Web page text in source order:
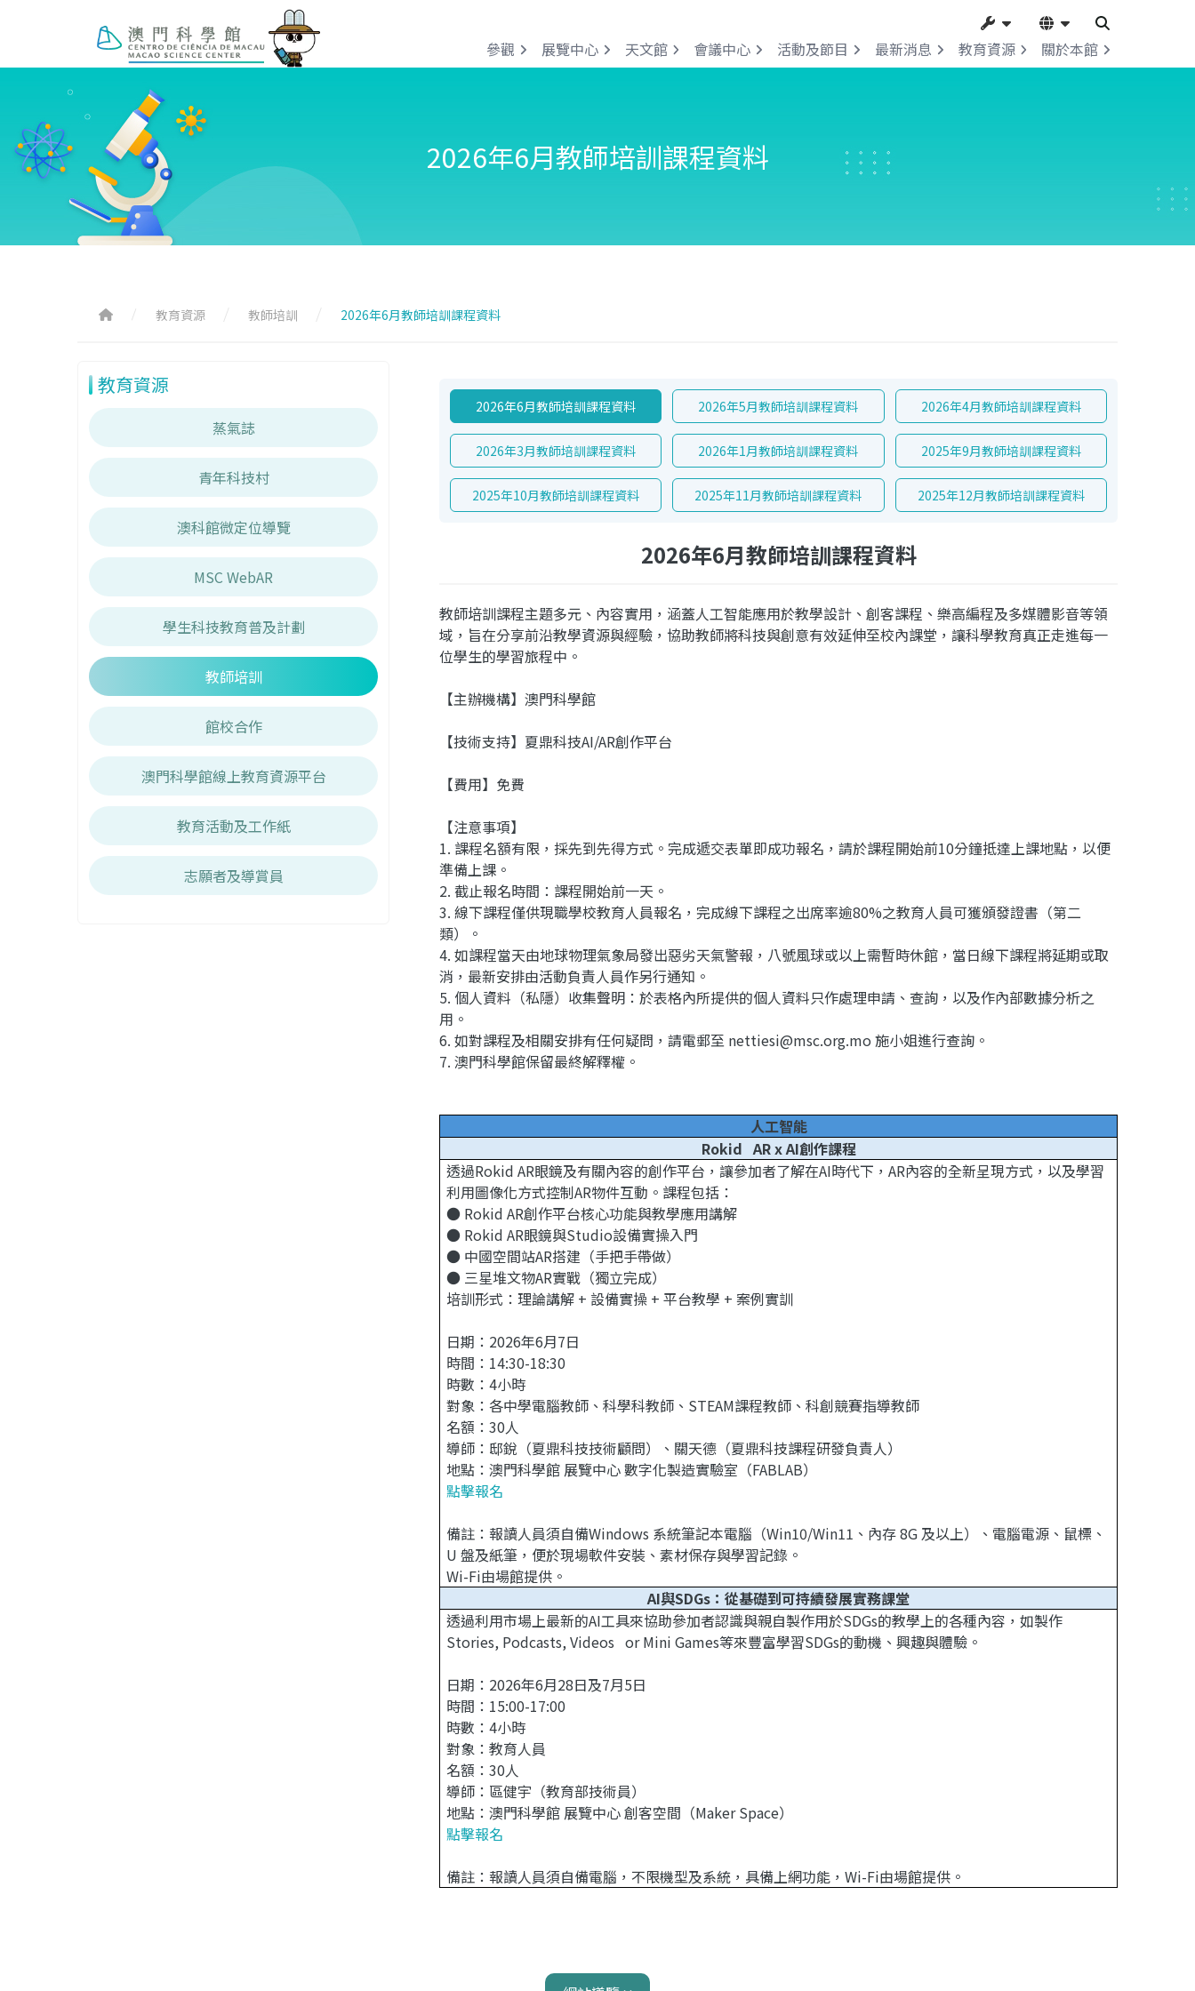
參觀 展覽中心 天文館 會議中心 活動及節目 最新消息 教育資源 關於本館
2026年6月教師培訓課程資料
教育資源 教師培訓 2026年6月教師培訓課程資料
教育資源
蒸氣誌
青年科技村
澳科館微定位導覽
MSC WebAR
學生科技教育普及計劃
教師培訓
館校合作
澳門科學館線上教育資源平台
教育活動及工作紙
志願者及導賞員
2026年6月教師培訓課程資料 2026年5月教師培訓課程資料 2026年4月教師培訓課程資料
2026年3月教師培訓課程資料 2026年1月教師培訓課程資料 2025年9月教師培訓課程資料
2025年10月教師培訓課程資料 2025年11月教師培訓課程資料 2025年12月教師培訓課程資料
2026年6月教師培訓課程資料
教師培訓課程主題多元、內容實用，涵蓋人工智能應用於教學設計、創客課程、樂高編程及多媒體影音等領
域，旨在分享前沿教學資源與經驗，協助教師將科技與創意有效延伸至校內課堂，讓科學教育真正走進每一
位學生的學習旅程中。
【主辦機構】澳門科學館
【技術支持】夏鼎科技AI/AR創作平台
【費用】免費
【注意事項】
1. 課程名額有限，採先到先得方式。完成遞交表單即成功報名，請於課程開始前10分鐘抵達上課地點，以便
準備上課。
2. 截止報名時間：課程開始前一天。
3. 線下課程僅供現職學校教育人員報名，完成線下課程之出席率逾80%之教育人員可獲頒發證書（第二
類）。
4. 如課程當天由地球物理氣象局發出惡劣天氣警報，八號風球或以上需暫時休館，當日線下課程將延期或取
消，最新安排由活動負責人員作另行通知。
5. 個人資料（私隱）收集聲明：於表格內所提供的個人資料只作處理申請、查詢，以及作內部數據分析之
用。
6. 如對課程及相關安排有任何疑問，請電郵至 nettiesi@msc.org.mo 施小姐進行查詢。
7. 澳門科學館保留最終解釋權。
人工智能
Rokid AR x AI創作課程
透過Rokid AR眼鏡及有關內容的創作平台，讓參加者了解在AI時代下，AR內容的全新呈現方式，以及學習
利用圖像化方式控制AR物件互動。課程包括：
● Rokid AR創作平台核心功能與教學應用講解
● Rokid AR眼鏡與Studio設備實操入門
● 中國空間站AR搭建（手把手帶做）
● 三星堆文物AR實戰（獨立完成）
培訓形式：理論講解 + 設備實操 + 平台教學 + 案例實訓
日期：2026年6月7日
時間：14:30-18:30
時數：4小時
對象：各中學電腦教師、科學科教師、STEAM課程教師、科創競賽指導教師
名額：30人
導師：邸銳（夏鼎科技技術顧問）、關天德（夏鼎科技課程研發負責人）
地點：澳門科學館 展覽中心 數字化製造實驗室（FABLAB）
點擊報名
備註：報讀人員須自備Windows 系統筆記本電腦（Win10/Win11、內存 8G 及以上）、電腦電源、鼠標、
U 盤及紙筆，便於現場軟件安裝、素材保存與學習記錄。
Wi-Fi由場館提供。
AI與SDGs：從基礎到可持續發展實務課堂
透過利用市場上最新的AI工具來協助參加者認識與親自製作用於SDGs的教學上的各種內容，如製作
Stories, Podcasts, Videos or Mini Games等來豐富學習SDGs的動機、興趣與體驗。
日期：2026年6月28日及7月5日
時間：15:00-17:00
時數：4小時
對象：教育人員
名額：30人
導師：區健宇（教育部技術員）
地點：澳門科學館 展覽中心 創客空間（Maker Space）
點擊報名
備註：報讀人員須自備電腦，不限機型及系統，具備上網功能，Wi-Fi由場館提供。